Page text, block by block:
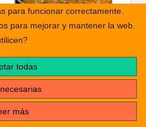
print
para funcionar correctamente.
para mejorar y mantener la web.
todas
más